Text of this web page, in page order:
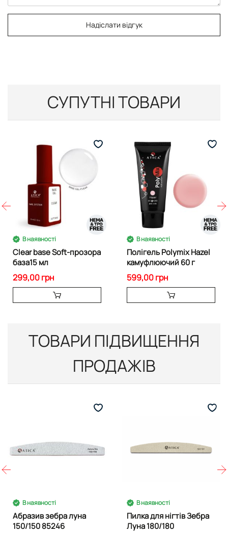
Надіслати відгук
СУПУТНІ ТОВАРИ
В наявності
Clear base Soft-прозора
база15 мл
299,00 грн
В наявності
Полігель Polymix Hazel
камуфлюючий 60 г
599,00 грн
ТОВАРИ ПІДВИЩЕННЯ
ПРОДАЖІВ
В наявності
Абразив зебра луна
150/150 85246
В наявності
Пилка для нігтів Зебра
Луна 180/180